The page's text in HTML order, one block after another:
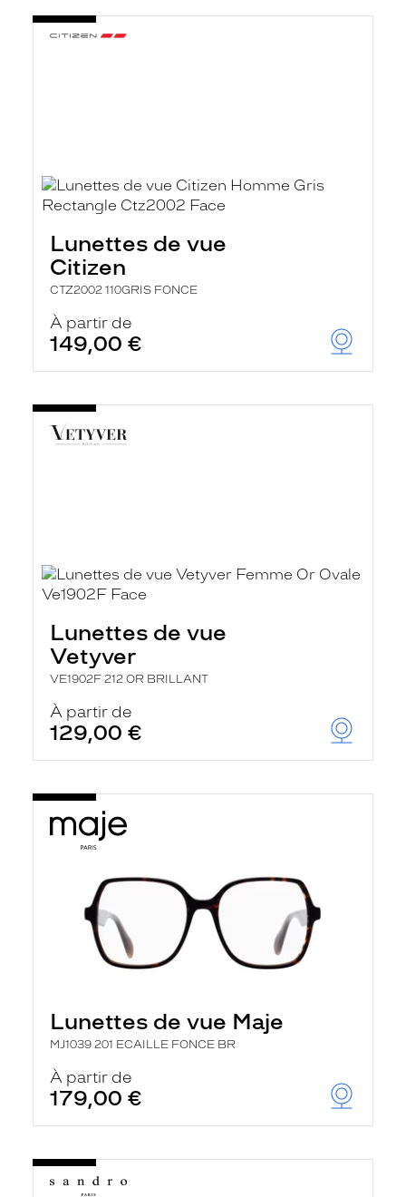
Lunettes de vue
Citizen
CTZ2002 110GRIS FONCE
À partir de
149,00 €
Lunettes de vue
Vetyver
VE1902F 212 OR BRILLANT
À partir de
129,00 €
Lunettes de vue Maje
MJ1039 201 ECAILLE FONCE BR
À partir de
179,00 €